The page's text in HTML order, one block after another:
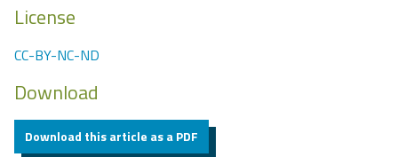
License
CC-BY-NC-ND
Download
Download this article as a PDF